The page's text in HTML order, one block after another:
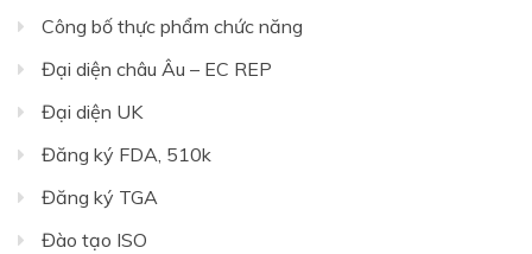
Công bố thực phẩm chức năng
Đại diện châu Âu – EC REP
Đại diện UK
Đăng ký FDA, 510k
Đăng ký TGA
Đào tạo ISO